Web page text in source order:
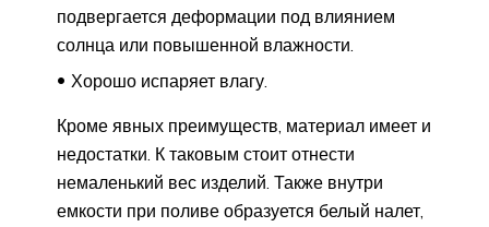
подвергается деформации под влиянием
солнца или повышенной влажности.
Хорошо испаряет влагу.
Кроме явных преимуществ, материал имеет и
недостатки. К таковым стоит отнести
немаленький вес изделий. Также внутри
емкости при поливе образуется белый налет,